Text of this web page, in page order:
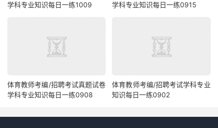
学科专业知识每日一练1009
学科专业知识每日一练0915
体育教师考编/招聘考试真题试卷
学科专业知识每日一练0908
体育教师考编/招聘考试学科专业
知识每日一练0902